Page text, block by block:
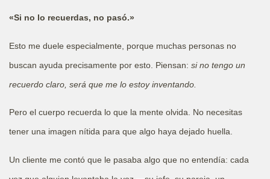
«Si no lo recuerdas, no pasó.»
Esto me duele especialmente, porque muchas personas no
buscan ayuda precisamente por esto. Piensan: si no tengo un
recuerdo claro, será que me lo estoy inventando.
Pero el cuerpo recuerda lo que la mente olvida. No necesitas
tener una imagen nítida para que algo haya dejado huella.
Un cliente me contó que le pasaba algo que no entendía: cada